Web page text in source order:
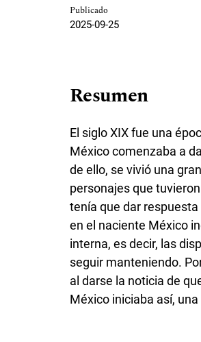
Publicado
2025-09-25
Resumen
El siglo XIX fue una
México comenzaba a
de ello, se vivió una
personajes que
tenía que dar
en el naciente México
interna, es decir, las
seguir manteniendo.
al darse la noticia de
México iniciaba así,